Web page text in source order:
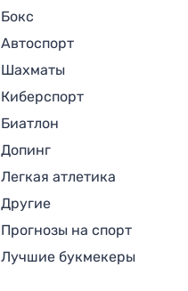
Бокс
Автоспорт
Шахматы
Киберспорт
Биатлон
Допинг
Легкая атлетика
Другие
Прогнозы на спорт
Лучшие букмекеры